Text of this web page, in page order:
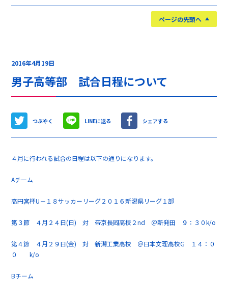
ページの先頭へ
2016年4月19日
男子高等部 試合日程について
つぶやく LINEに送る シェアする
４月に行われる試合の日程は以下の通りになります。
Aチーム
高円宮杯U－１８サッカーリーグ２０１６新潟県リーグ１部
第３節 ４月２４日(日) 対 帝京長岡高校２nd ＠新発田 ９：３０k/o
第４節 ４月２９日(金) 対 新潟工業高校 ＠日本文理高校G １４：０
０ k/o
Bチーム